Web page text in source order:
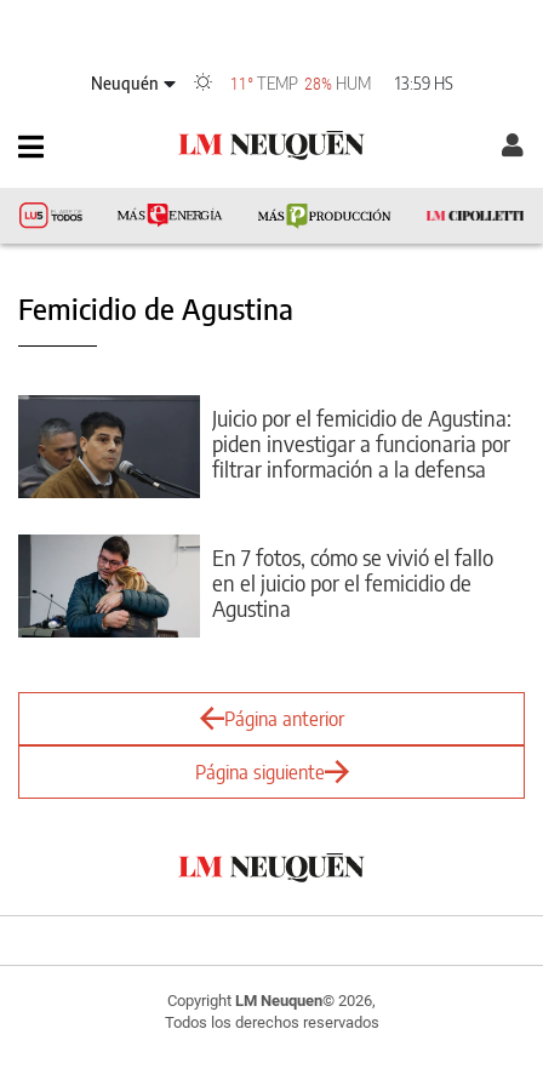
Neuquén 11° TEMP 28% HUM 13:59 HS
Femicidio de Agustina
Juicio por el femicidio de Agustina:
piden investigar a funcionaria por
filtrar información a la defensa
En 7 fotos, cómo se vivió el fallo
en el juicio por el femicidio de
Agustina
Página anterior
Página siguiente
Copyright LM Neuquen© 2026,
Todos los derechos reservados